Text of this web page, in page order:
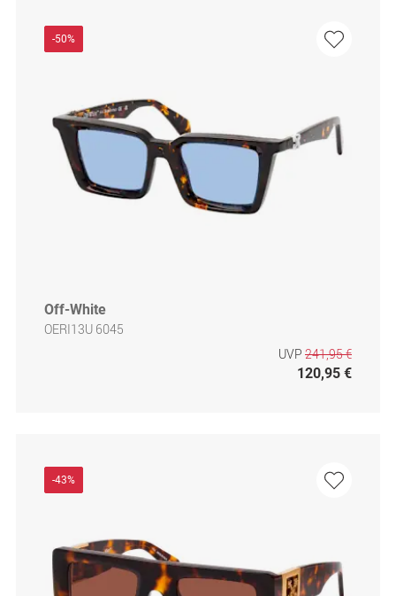
-50%
Off-White
OERI13U 6045
UVP 241,95 €
120,95 €
-43%